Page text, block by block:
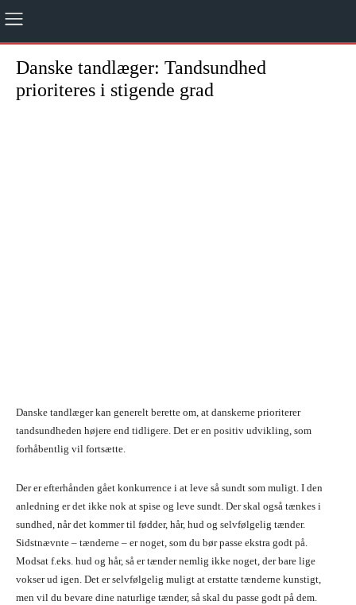
Danske tandlæger: Tandsundhed
prioriteres i stigende grad
Danske tandlæger kan generelt berette om, at danskerne prioriterer
tandsundheden højere end tidligere. Det er en positiv udvikling, som
forhåbentlig vil fortsætte.
Der er efterhånden gået konkurrence i at leve så sundt som muligt. I den
anledning er det ikke nok at spise og leve sundt. Der skal også tænkes i
sundhed, når det kommer til fødder, hår, hud og selvfølgelig tænder.
Sidstnævnte – tænderne – er noget, som du bør passe ekstra godt på.
Modsat f.eks. hud og hår, så er tænder nemlig ikke noget, der bare lige
vokser ud igen. Det er selvfølgelig muligt at erstatte tænderne kunstigt,
men vil du bevare dine naturlige tænder, så skal du passe godt på dem.